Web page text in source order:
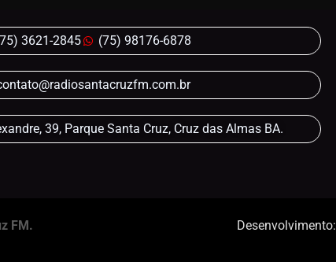
3621-2845 (75) 98176-6878
39, Parque Santa Cruz, Cruz das Almas BA.
FM. Desenvolvimento: